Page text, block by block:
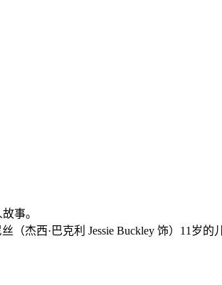
事。
杰西·巴克利 Jessie Buckley 饰）11岁